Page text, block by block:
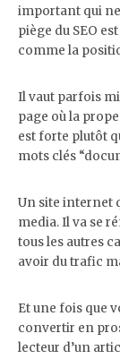
important qui
piège du SEO
comme la
Il vaut parfois
page où la
est forte plutôt
mots clés
Un site internet
media. Il va se
tous les autres
avoir du trafic
Et une fois que
convertir en
lecteur d’un